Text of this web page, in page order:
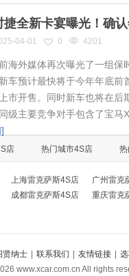
捷全新卡宴曝光！确
04-01 0 4201
海外媒体再次曝光了一组保
车预计最快将于今年年底
市开售。同时新车也将在后
级主要竞争对手包含了宝马
店 热门城市4S店
上海雷克萨斯4S店
广州雷克
成都雷克萨斯4S店
重庆雷克
贤纳士 | 联系我们 | 友情链接 |
www.xcar.com.cn All rights